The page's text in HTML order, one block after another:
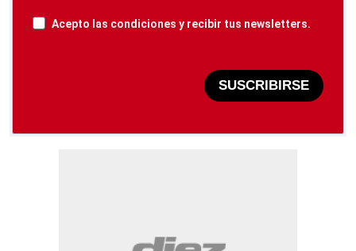
Acepto las condiciones y recibir tus newsletters.
SUSCRIBIRSE